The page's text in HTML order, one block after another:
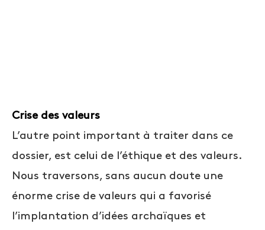
Crise des valeurs
L’autre point important à traiter dans ce
dossier, est celui de l’éthique et des valeurs.
Nous traversons, sans aucun doute une
énorme crise de valeurs qui a favorisé
l’implantation d’idées archaïques et